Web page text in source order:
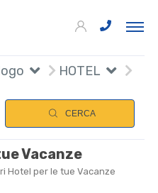
HOTEL
CERCA
Vacanze
Hotel per le tue Vacanze